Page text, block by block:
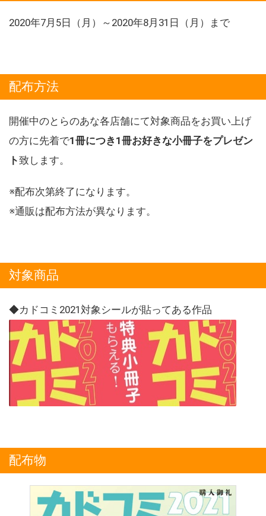
2020年7月5日（月）～2020年8月31日（月）まで
配布方法
開催中のとらのあな各店舗にて対象商品をお買い上げ
の方に先着で1冊につき1冊お好きな小冊子をプレゼン
ト致します。
※配布次第終了になります。
※通販は配布方法が異なります。
対象商品
◆カドコミ2021対象シールが貼ってある作品
配布物